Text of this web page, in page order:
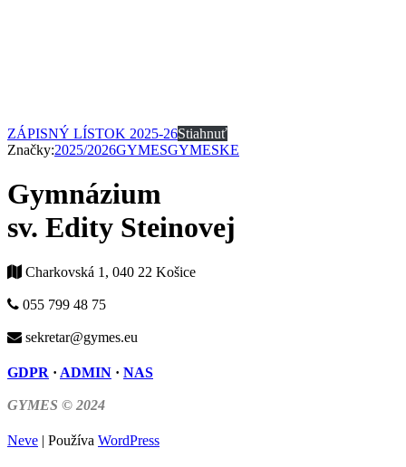
ZÁPISNÝ LÍSTOK 2025-26Stiahnuť
Značky:2025/2026GYMESGYMESKE
Gymnázium
sv. Edity Steinovej
Charkovská 1, 040 22 Košice
055 799 48 75
sekretar@gymes.eu
GDPR · ADMIN · NAS
GYMES © 2024
Neve | Používa WordPress